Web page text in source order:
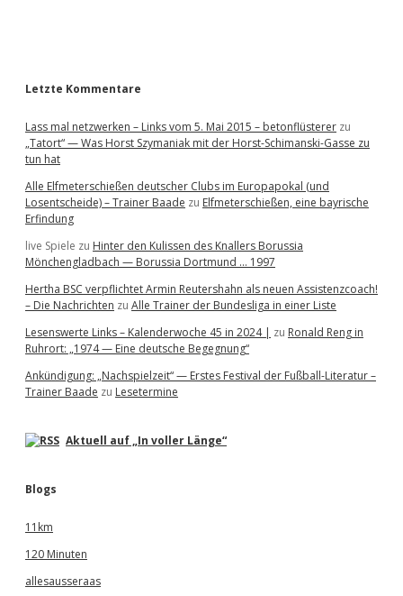
Letzte Kommentare
Lass mal netzwerken – Links vom 5. Mai 2015 – betonflüsterer zu
„Tatort“ — Was Horst Szymaniak mit der Horst-Schimanski-Gasse zu
tun hat
Alle Elfmeterschießen deutscher Clubs im Europapokal (und
Losentscheide) – Trainer Baade zu Elfmeterschießen, eine bayrische
Erfindung
live Spiele zu Hinter den Kulissen des Knallers Borussia
Mönchengladbach — Borussia Dortmund … 1997
Hertha BSC verpflichtet Armin Reutershahn als neuen Assistenzcoach!
– Die Nachrichten zu Alle Trainer der Bundesliga in einer Liste
Lesenswerte Links – Kalenderwoche 45 in 2024 | zu Ronald Reng in
Ruhrort: „1974 — Eine deutsche Begegnung“
Ankündigung: „Nachspielzeit“ — Erstes Festival der Fußball-Literatur –
Trainer Baade zu Lesetermine
Aktuell auf „In voller Länge“
Blogs
11km
120 Minuten
allesausseraas